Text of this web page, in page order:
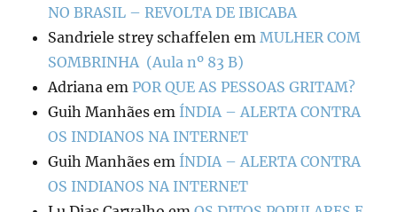
NO BRASIL – REVOLTA DE IBICABA
Sandriele strey schaffelen emMULHER COM
SOMBRINHA (Aula nº 83 B)
Adriana emPOR QUE AS PESSOAS GRITAM?
Guih Manhães em ÍNDIA – ALERTA CONTRA
OS INDIANOS NA INTERNET
Guih Manhães em ÍNDIA – ALERTA CONTRA
OS INDIANOS NA INTERNET